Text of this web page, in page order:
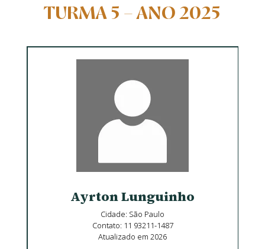
TURMA 5 – ANO 2025
Ayrton Lunguinho
Cidade: São Paulo
Contato: 11 93211-1487
Atualizado em 2026